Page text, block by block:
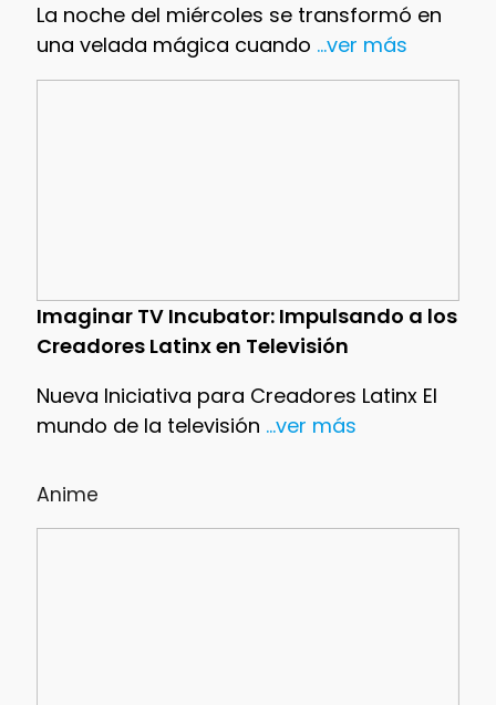
La noche del miércoles se transformó en
una velada mágica cuando ...ver más
Imaginar TV Incubator: Impulsando a los
Creadores Latinx en Televisión
Nueva Iniciativa para Creadores Latinx El
mundo de la televisión ...ver más
Anime